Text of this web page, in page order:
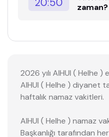
zaman?
2026 yılı AIHUI ( HeIhe
AIHUI ( HeIhe ) diyanet
haftalık namaz vakitleri.
AIHUI ( HeIhe ) namaz
Başkanlığı tarafından